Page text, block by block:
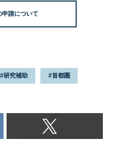
申請について
研究補助 首都圏